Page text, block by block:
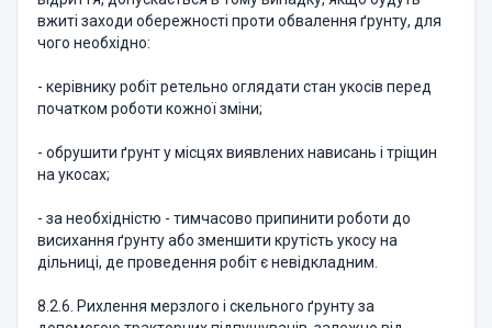
вжиті заходи обережності проти обвалення ґрунту, для
чого необхідно:
- керівнику робіт ретельно оглядати стан укосів перед
початком роботи кожної зміни;
- обрушити ґрунт у місцях виявлених нависань і тріщин
на укосах;
- за необхідністю - тимчасово припинити роботи до
висихання ґрунту або зменшити крутість укосу на
дільниці, де проведення робіт є невідкладним.
8.2.6. Рихлення мерзлого і скельного ґрунту за